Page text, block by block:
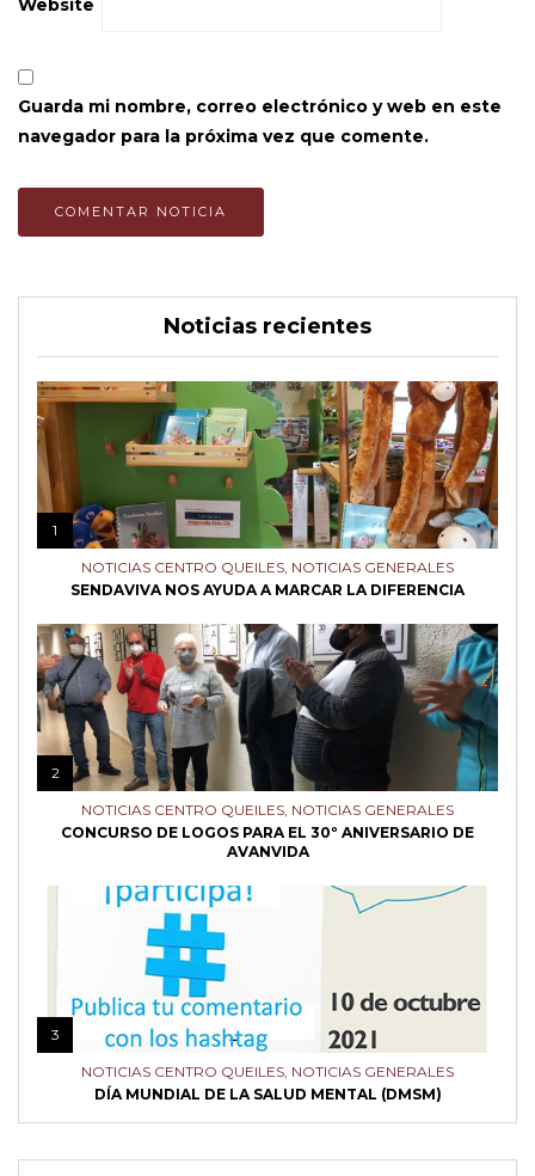
Website
Guarda mi nombre, correo electrónico y web en este
navegador para la próxima vez que comente.
Noticias recientes
1
NOTICIAS CENTRO QUEILES NOTICIAS GENERALES
SENDAVIVA NOS AYUDA A MARCAR LA DIFERENCIA
2
NOTICIAS CENTRO QUEILES NOTICIAS GENERALES
CONCURSO DE LOGOS PARA EL 30º ANIVERSARIO DE
AVANVIDA
3
NOTICIAS CENTRO QUEILES NOTICIAS GENERALES
DÍA MUNDIAL DE LA SALUD MENTAL (DMSM)